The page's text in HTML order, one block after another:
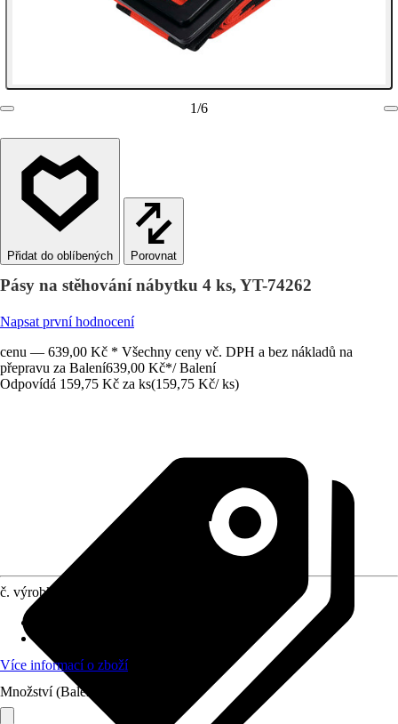
1/6
Porovnat
Pásy na stěhování nábytku 4 ks, YT-74262
Napsat první hodnocení
cenu — 639,00 Kč * Všechny ceny vč. DPH a bez nákladů na
přepravu za Balení639,00 Kč*/ Balení
Odpovídá 159,75 Kč za ks(159,75 Kč/ ks)
č. výrobku
Více informací o zboží
Množství (Balení)